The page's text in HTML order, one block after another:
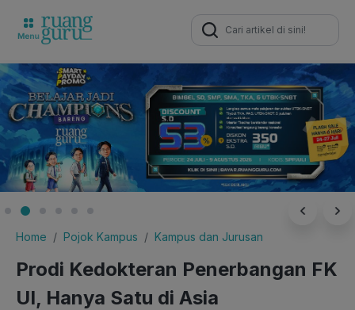
Search
for:
Home Pojok Kampus Kampus dan Jurusan
Prodi Kedokteran Penerbangan FK
UI, Hanya Satu di Asia